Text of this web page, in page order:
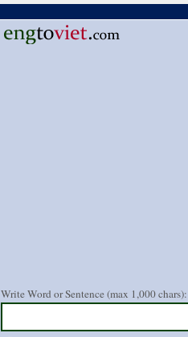
Write Word or Sentence (max 1,000 chars):